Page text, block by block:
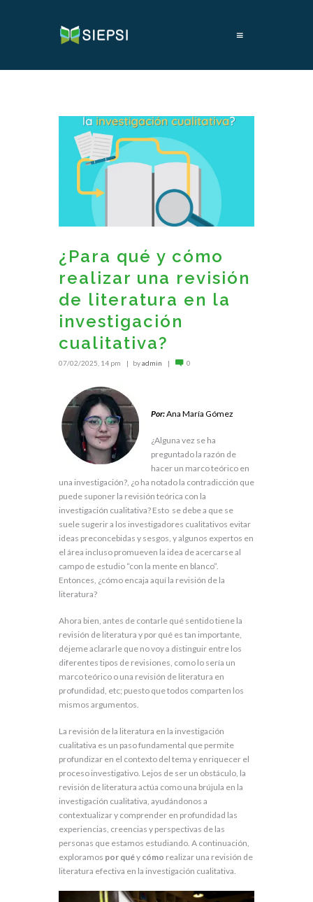
≡
¿Para qué y cómo
realizar una revisión
de literatura en la
investigación
cualitativa?
07/02/2025, 14 pm byadmin 0
Por:Ana María Gómez
¿Alguna vez se ha
preguntado la razón de
hacer un marco teórico en
una investigación?, ¿o ha notado la contradicción que
puede suponer la revisión teórica con la
investigación cualitativa? Esto se debe a que se
suele sugerir a los investigadores cualitativos evitar
ideas preconcebidas y sesgos, y algunos expertos en
el área incluso promueven la idea de acercarse al
campo de estudio “con la mente en blanco”.
Entonces, ¿cómo encaja aquí la revisión de la
literatura?
Ahora bien, antes de contarle qué sentido tiene la
revisión de literatura y por qué es tan importante,
déjeme aclararle que no voy a distinguir entre los
diferentes tipos de revisiones, como lo sería un
marco teórico o una revisión de literatura en
profundidad, etc; puesto que todos comparten los
mismos argumentos.
La revisión de la literatura en la investigación
cualitativa es un paso fundamental que permite
profundizar en el contexto del tema y enriquecer el
proceso investigativo. Lejos de ser un obstáculo, la
revisión de literatura actúa como una brújula en la
investigación cualitativa, ayudándonos a
contextualizar y comprender en profundidad las
experiencias, creencias y perspectivas de las
personas que estamos estudiando. A continuación,
exploramos por quéy cómo realizar una revisión de
literatura efectiva en la investigación cualitativa.